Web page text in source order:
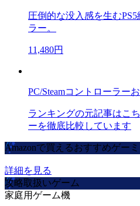
圧倒的な没入感を生む
ラー。
11,480円
PC/Steamコントローラー
ランキングの元記事はこ
ーを徹底比較しています
Amazonで買えるおすすめゲー
詳細を見る
攻略取扱いゲーム
家庭用ゲーム機